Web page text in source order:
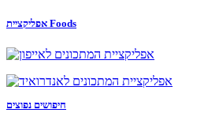
אפליקציית Foods
חיפושים נפוצים